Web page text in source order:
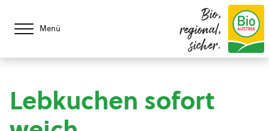
Menü
Bio,
regional,
sicher.
Lebkuchen sofort